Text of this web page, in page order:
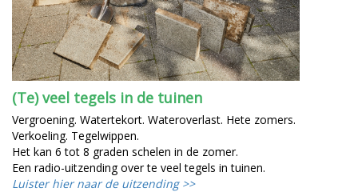
(Te) veel tegels in de tuinen
Vergroening. Watertekort. Wateroverlast. Hete zomers.
Verkoeling. Tegelwippen.
Het kan 6 tot 8 graden schelen in de zomer.
Een radio-uitzending over te veel tegels in tuinen.
Luister hier naar de uitzending >>